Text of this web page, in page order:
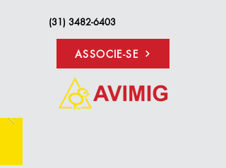
(31) 3482-6403
ASSOCIE-SE